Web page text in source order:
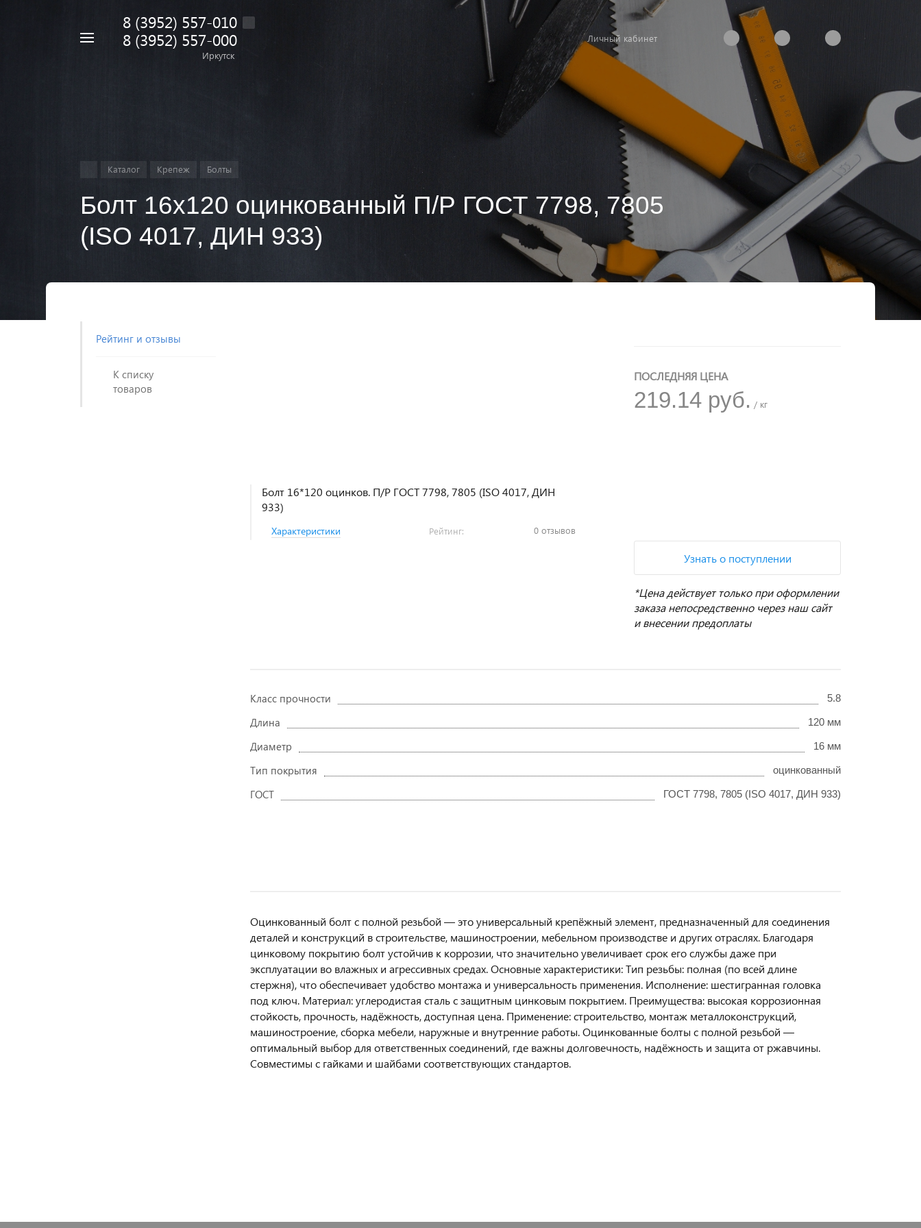
8 (3952) 557-010
8 (3952) 557-000
Иркутск
Личный кабинет
Каталог Крепеж Болты
Болт 16х120 оцинкованный П/Р ГОСТ 7798, 7805
(ISO 4017, ДИН 933)
Рейтинг и отзывы
К списку
товаров
Болт 16*120 оцинков. П/Р ГОСТ 7798, 7805 (ISO 4017, ДИН
933)
Характеристики Рейтинг: 0 отзывов
ПОСЛЕДНЯЯ ЦЕНА
219.14 руб. / кг
Узнать о поступлении
*Цена действует только при оформлении
заказа непосредственно через наш сайт
и внесении предоплаты
Класс прочности 5.8
Длина 120 мм
Диаметр 16 мм
Тип покрытия оцинкованный
ГОСТ ГОСТ 7798, 7805 (ISO 4017, ДИН 933)
Оцинкованный болт с полной резьбой — это универсальный крепёжный элемент, предназначенный для соединения
деталей и конструкций в строительстве, машиностроении, мебельном производстве и других отраслях. Благодаря
цинковому покрытию болт устойчив к коррозии, что значительно увеличивает срок его службы даже при
эксплуатации во влажных и агрессивных средах. Основные характеристики: Тип резьбы: полная (по всей длине
стержня), что обеспечивает удобство монтажа и универсальность применения. Исполнение: шестигранная головка
под ключ. Материал: углеродистая сталь с защитным цинковым покрытием. Преимущества: высокая коррозионная
стойкость, прочность, надёжность, доступная цена. Применение: строительство, монтаж металлоконструкций,
машиностроение, сборка мебели, наружные и внутренние работы. Оцинкованные болты с полной резьбой —
оптимальный выбор для ответственных соединений, где важны долговечность, надёжность и защита от ржавчины.
Совместимы с гайками и шайбами соответствующих стандартов.